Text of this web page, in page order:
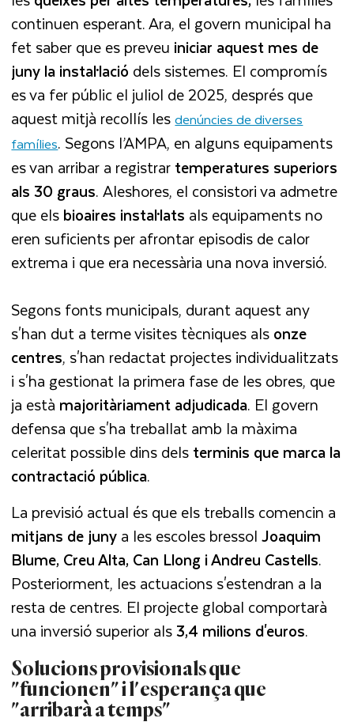
continuen esperant. Ara, el govern municipal ha
fet saber que es preveu iniciar aquest mes de
juny la instal·lació dels sistemes. El compromís
es va fer públic el juliol de 2025, després que
aquest mitjà recollís lesdenúncies de diverses
famílies. Segons l’AMPA, en alguns equipaments
es van arribar a registrartemperatures superiors
als 30 graus. Aleshores, el consistori va admetre
que elsbioaires instal·lats als equipaments no
eren suficients per afrontar episodis de calor
extrema i que era necessària una nova inversió.
Segons fonts municipals, durant aquest any
s'han dut a terme visites tècniques alsonze
centres, s'han redactat projectes individualitzats
i s'ha gestionat la primera fase de les obres, que
ja està majoritàriament adjudicada. El govern
defensa que s'ha treballat amb la màxima
celeritat possible dins delsterminis que marca la
contractació pública.
La previsió actual és que els treballs comencin a
mitjans de junya les escoles bressolJoaquim
Blume, Creu Alta, Can Llong i Andreu Castells.
Posteriorment, les actuacions s'estendran a la
resta de centres. El projecte global comportarà
una inversió superior als3,4 milions d'euros.
Solucions provisionals que
"funcionen" i l'esperança que
"arribarà a temps"